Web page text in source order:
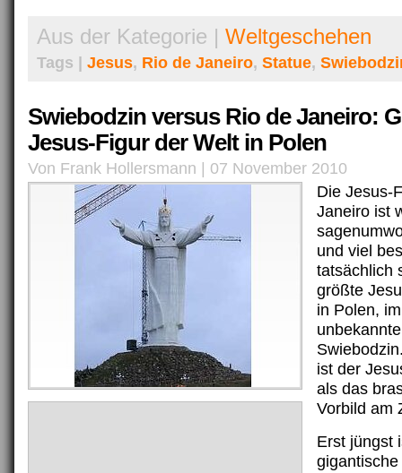
Aus der Kategorie | Weltgeschehen
Tags | Jesus, Rio de Janeiro, Statue,
Swiebodzin versus Rio de Janeiro:
Jesus-Figur der Welt in Polen
Von Frank Hollersmann | 07 November 2010
Die Jesus-
Janeiro ist
und viel
tatsächlich
größte
in Polen,
ist der
als das
Vorbild am
Erst jüngst